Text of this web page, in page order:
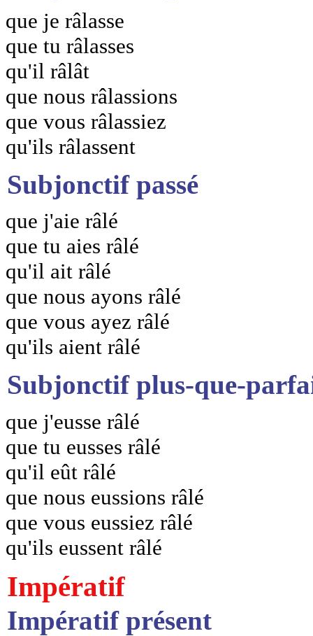
que je râlasse
que tu râlasses
qu'il râlât
que nous râlassions
que vous râlassiez
qu'ils râlassent
Subjonctif passé
que j'aie râlé
que tu aies râlé
qu'il ait râlé
que nous ayons râlé
que vous ayez râlé
qu'ils aient râlé
Subjonctif plus-que-
que j'eusse râlé
que tu eusses râlé
qu'il eût râlé
que nous eussions râlé
que vous eussiez râlé
qu'ils eussent râlé
Impératif
Impératif présent